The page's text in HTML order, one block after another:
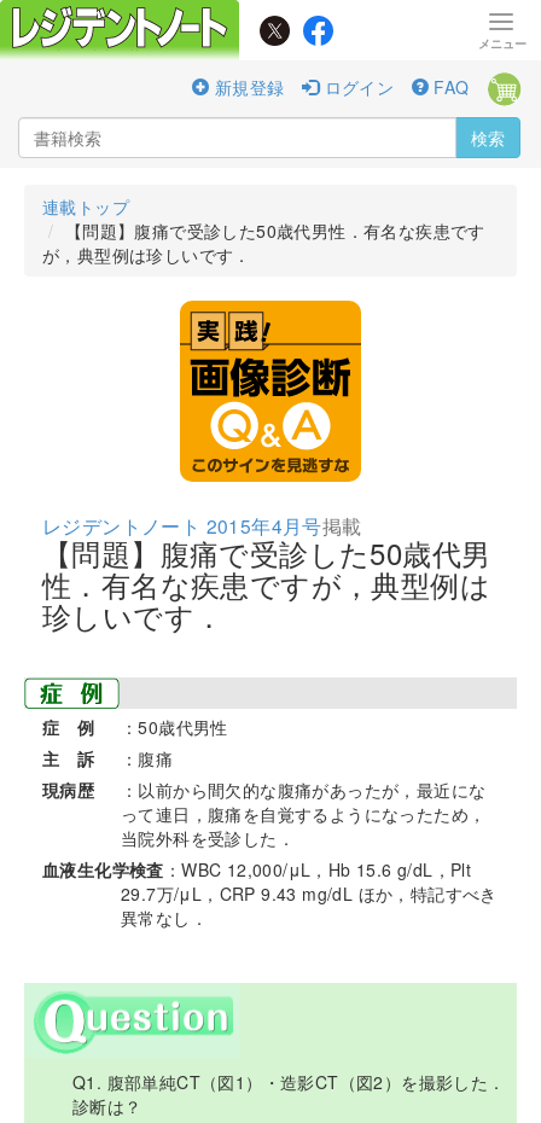
新規登録 ログイン FAQ
検索
連載トップ
【問題】腹痛で受診した50歳代男性．有名な疾患です
が，典型例は珍しいです．
レジデントノート 2015年4月号掲載
【問題】腹痛で受診した50歳代男
性．有名な疾患ですが，典型例は
珍しいです．
症 例
：50歳代男性
主 訴
：腹痛
現病歴
：以前から間欠的な腹痛があったが，最近にな
って連日，腹痛を自覚するようになったため，
当院外科を受診した．
血液生化学検査 ：WBC 12,000/μL，Hb 15.6 g/dL，Plt
29.7万/μL，CRP 9.43 mg/dL ほか，特記すべき
異常なし．
Q1. 腹部単純CT（図1）・造影CT（図2）を撮影した．
診断は？